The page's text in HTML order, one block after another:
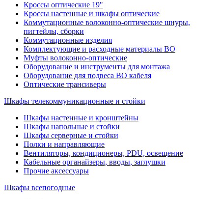
Кроссы оптические 19"
Кроссы настенные и шкафы оптические
Коммутационные волоконно-оптические шнуры,
пигтейлы, сборки
Коммутационные изделия
Комплектующие и расходные материалы ВО
Муфты волоконно-оптические
Оборудование и инструменты для монтажа
Оборудование для подвеса ВО кабеля
Оптические трансиверы
Шкафы телекоммуникационные и стойки
Шкафы настенные и кронштейны
Шкафы напольные и стойки
Шкафы серверные и стойки
Полки и направляющие
Вентиляторы, кондиционеры, PDU, освещение
Кабельные органайзеры, вводы, заглушки
Прочие аксеcсуары
Шкафы всепогодные